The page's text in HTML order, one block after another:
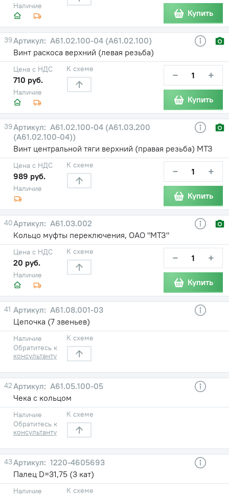
Наличие
Купить
39
А61.02.100-04 (А61.02.100)
Винт раскоса верхний (левая резьба)
Наличие
Цена с НДС
710 руб.
К схеме − +
Купить
39
А61.02.100-04 (А61.03.200
(А61.02.100-04))
Винт центральной тяги верхний (правая резьба) МТЗ
Наличие
Цена с НДС
989 руб.
К схеме − +
Купить
40
А61.03.002
Кольцо муфты переключения, ОАО "МТЗ"
Наличие
Цена с НДС
20 руб.
К схеме − +
Купить
41
А61.08.001-03
Цепочка (7 звеньев)
Наличие
Обратитесь к
консультанту
К схеме
42
А61.05.100-05
Чека с кольцом
Наличие
Обратитесь к
консультанту
К схеме
43
1220-4605693
Палец D=31,75 (3 кат)
Наличие
К схеме